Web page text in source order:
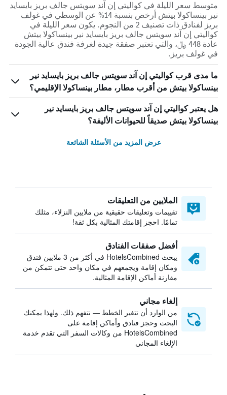
متوسط سعر الليلة في كواليتي إن آند سويتس جالف بريز بايسايد
نير بينساكولا بيتش أرخص بنسبة 14% عن الوسطي في غولف
بريز لفنادق ذات تصنيف 2 من النجوم. يكون سعر الليلة في
كواليتي إن آند سويتس جالف بريز بايسايد نير بينساكولا بيتش
عادة 448 ﷼، والتي تعتبر صفقة جيدة لغرفة فندق عالية الجودة
في غولف بريز.
ما مدى قرب كواليتي إن آند سويتس جالف بريز بايسايد نير
بينساكولا بيتش من أقرب مطار، مطار بينساكولا الإقليمي؟
هل يعتبر كواليتي إن آند سويتس جالف بريز بايسايد نير
بينساكولا بيتش صديقاً للحيوانات الأليفة؟
عرض المزيد من الأسئلة الشائعة
الملايين من التعليقات
تقييمات وتعليقات حقيقية من ملايين النزلاء، مثلك
تمامًا. احجز إقامتك المثالية بكل ثقة!
أفضل صفقات الفنادق
يبحث HotelsCombined في أكثر من 3 ملايين فندق
ومكان إقامة ويجمعهم في مكان واحد حتى تتمكن من
مقارنة أماكن الإقامة المثالية.
إلغاء مجاني
من الوارد أن تتغير الخطط — نتفهم ذلك. ولهذا يمكنك
البحث وحجز فنادق وأماكن إقامة على
HotelsCombined من وكالات السفر التي تقدم خدمة
الإلغاء المجاني